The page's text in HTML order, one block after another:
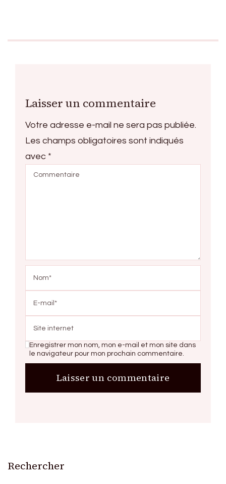
Laisser un commentaire
Votre adresse e-mail ne sera pas publiée.
Les champs obligatoires sont indiqués
avec *
Enregistrer mon nom, mon e-mail et mon site dans
le navigateur pour mon prochain commentaire.
Rechercher